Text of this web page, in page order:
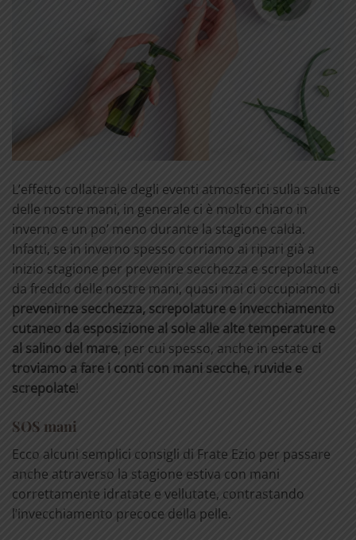
L’effetto collaterale degli eventi atmosferici sulla salute
delle nostre mani, in generale ci è molto chiaro in
inverno e un po’ meno durante la stagione calda.
Infatti, se in inverno spesso corriamo ai ripari già a
inizio stagione per prevenire secchezza e screpolature
da freddo delle nostre mani, quasi mai ci occupiamo di
prevenirne secchezza, screpolature e invecchiamento
cutaneo da esposizione al sole alle alte temperature e
al salino del mare, per cui spesso, anche in estate ci
troviamo a fare i conti con mani secche, ruvide e
screpolate!
SOS mani
Ecco alcuni semplici consigli di Frate Ezio per passare
anche attraverso la stagione estiva con mani
correttamente idratate e vellutate, contrastando
l’invecchiamento precoce della pelle.